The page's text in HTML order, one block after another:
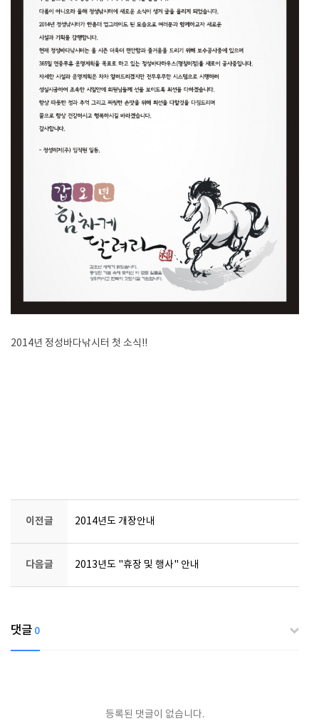
2014년 정성바다낚시터 첫 소식!!
이전글 2014년도 개장안내
다음글 2013년도 "휴장 및 행사" 안내
댓글 0
등록된 댓글이 없습니다.